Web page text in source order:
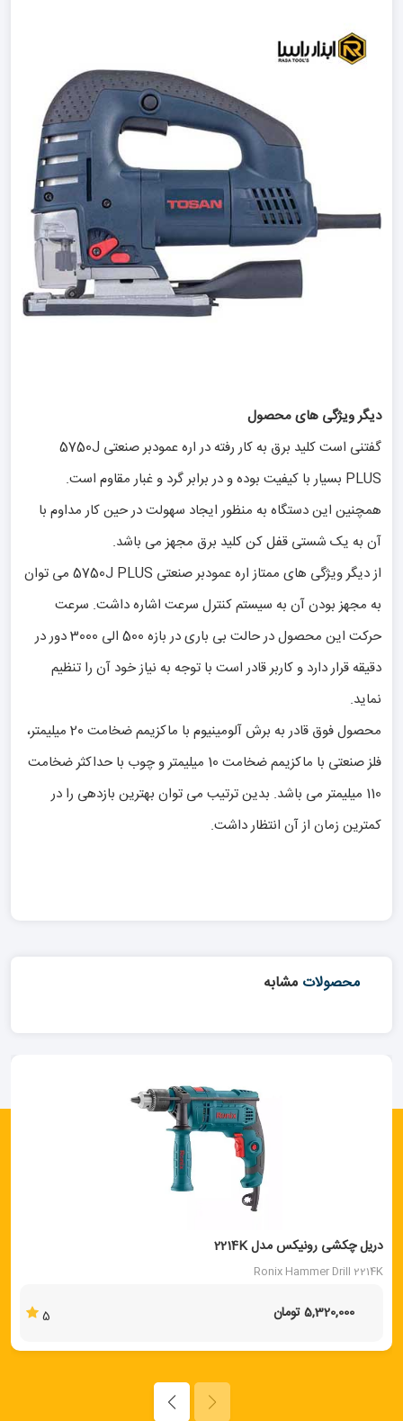
دیگر ویژگی های محصول
گفتنی است کلید برق به کار رفته در اره عمودبر صنعتی 5750J
PLUS بسیار با کیفیت بوده و در برابر گرد و غبار مقاوم است.
همچنین این دستگاه به منظور ایجاد سهولت در حین کار مداوم با
آن به یک شستی قفل کن کلید برق مجهز می باشد.
از دیگر ویژگی های ممتاز اره عمودبر صنعتی 5750J PLUS می توان
به مجهز بودن آن به سیستم کنترل سرعت اشاره داشت. سرعت
حرکت این محصول در حالت بی باری در بازه 500 الی 3000 دور در
دقیقه قرار دارد و کاربر قادر است با توجه به نیاز خود آن را تنظیم
نماید.
محصول فوق قادر به برش آلومینیوم با ماکزیمم ضخامت 20 میلیمتر،
فلز صنعتی با ماکزیمم ضخامت 10 میلیمتر و چوب با حداکثر ضخامت
110 میلیمتر می باشد. بدین ترتیب می توان بهترین بازدهی را در
کمترین زمان از آن انتظار داشت.
محصولات مشابه
دریل چکشی رونیکس مدل 2214K
Ronix Hammer Drill 2214K
5,320,000 تومان 5